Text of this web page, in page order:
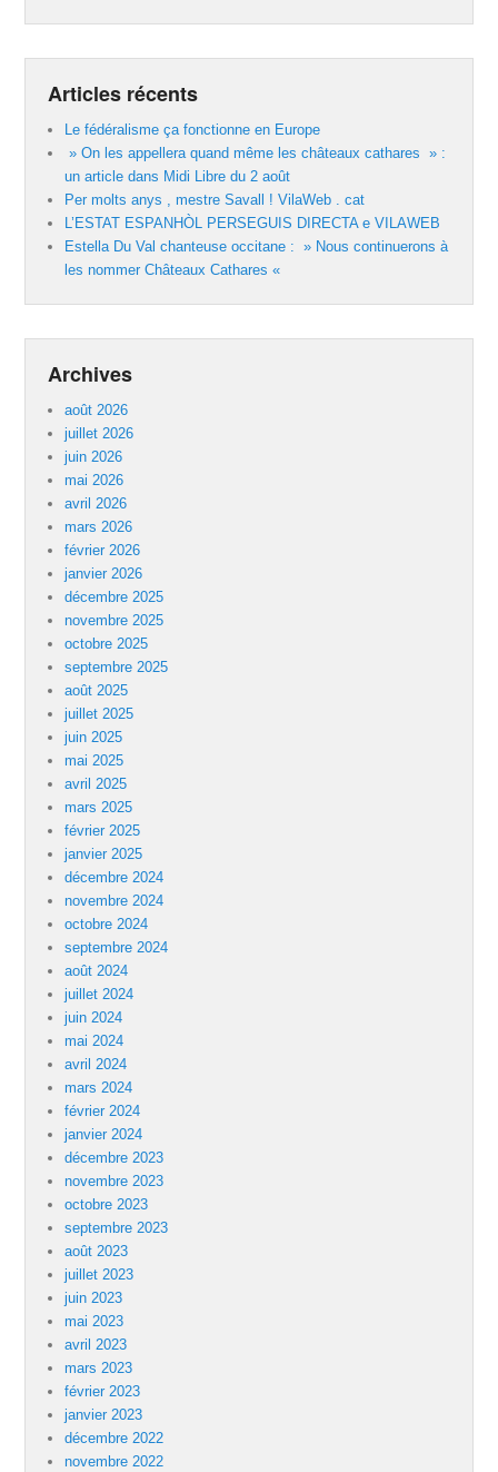
Articles récents
Le fédéralisme ça fonctionne en Europe
» On les appellera quand même les châteaux cathares » :
un article dans Midi Libre du 2 août
Per molts anys , mestre Savall ! VilaWeb . cat
L’ESTAT ESPANHÒL PERSEGUIS DIRECTA e VILAWEB
Estella Du Val chanteuse occitane : » Nous continuerons à
les nommer Châteaux Cathares «
Archives
août 2026
juillet 2026
juin 2026
mai 2026
avril 2026
mars 2026
février 2026
janvier 2026
décembre 2025
novembre 2025
octobre 2025
septembre 2025
août 2025
juillet 2025
juin 2025
mai 2025
avril 2025
mars 2025
février 2025
janvier 2025
décembre 2024
novembre 2024
octobre 2024
septembre 2024
août 2024
juillet 2024
juin 2024
mai 2024
avril 2024
mars 2024
février 2024
janvier 2024
décembre 2023
novembre 2023
octobre 2023
septembre 2023
août 2023
juillet 2023
juin 2023
mai 2023
avril 2023
mars 2023
février 2023
janvier 2023
décembre 2022
novembre 2022